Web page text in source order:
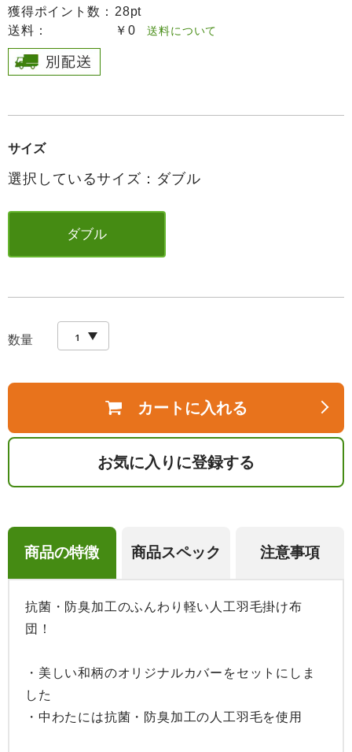
獲得ポイント数： 28pt
送料：
￥0 送料について
サイズ
選択しているサイズ：ダブル
ダブル
数量
カートに入れる
お気に入りに登録する
商品の特徴 商品スペック 注意事項
抗菌・防臭加工のふんわり軽い人工羽毛掛け布
団！
・美しい和柄のオリジナルカバーをセットにしま
した
・中わたには抗菌・防臭加工の人工羽毛を使用